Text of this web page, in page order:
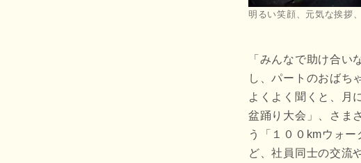
明るい笑顔、元気な挨拶
「みんなで助け合
し、パートのおばち
よくよく聞くと、月
盆踊り大会」、さま
う「１００kmウォ
ど、社員同士の交流